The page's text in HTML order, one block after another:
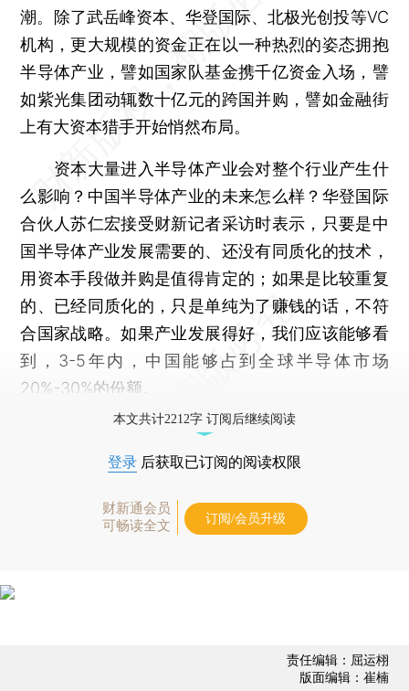
潮。除了武岳峰资本、华登国际、北极光创投等VC
机构，更大规模的资金正在以一种热烈的姿态拥抱
半导体产业，譬如国家队基金携千亿资金入场，譬
如紫光集团动辄数十亿元的跨国并购，譬如金融街
上有大资本猎手开始悄然布局。
资本大量进入半导体产业会对整个行业产生什
么影响？中国半导体产业的未来怎么样？华登国际
合伙人苏仁宏接受财新记者采访时表示，只要是中
国半导体产业发展需要的、还没有同质化的技术，
用资本手段做并购是值得肯定的；如果是比较重复
的、已经同质化的，只是单纯为了赚钱的话，不符
合国家战略。如果产业发展得好，我们应该能够看
到，3-5年内，中国能够占到全球半导体市场
20%-30%的份额。
本文共计2212字 订阅后继续阅读
登录 后获取已订阅的阅读权限
财新通会员
可畅读全文
订阅/会员升级
责任编辑：屈运栩
版面编辑：崔楠